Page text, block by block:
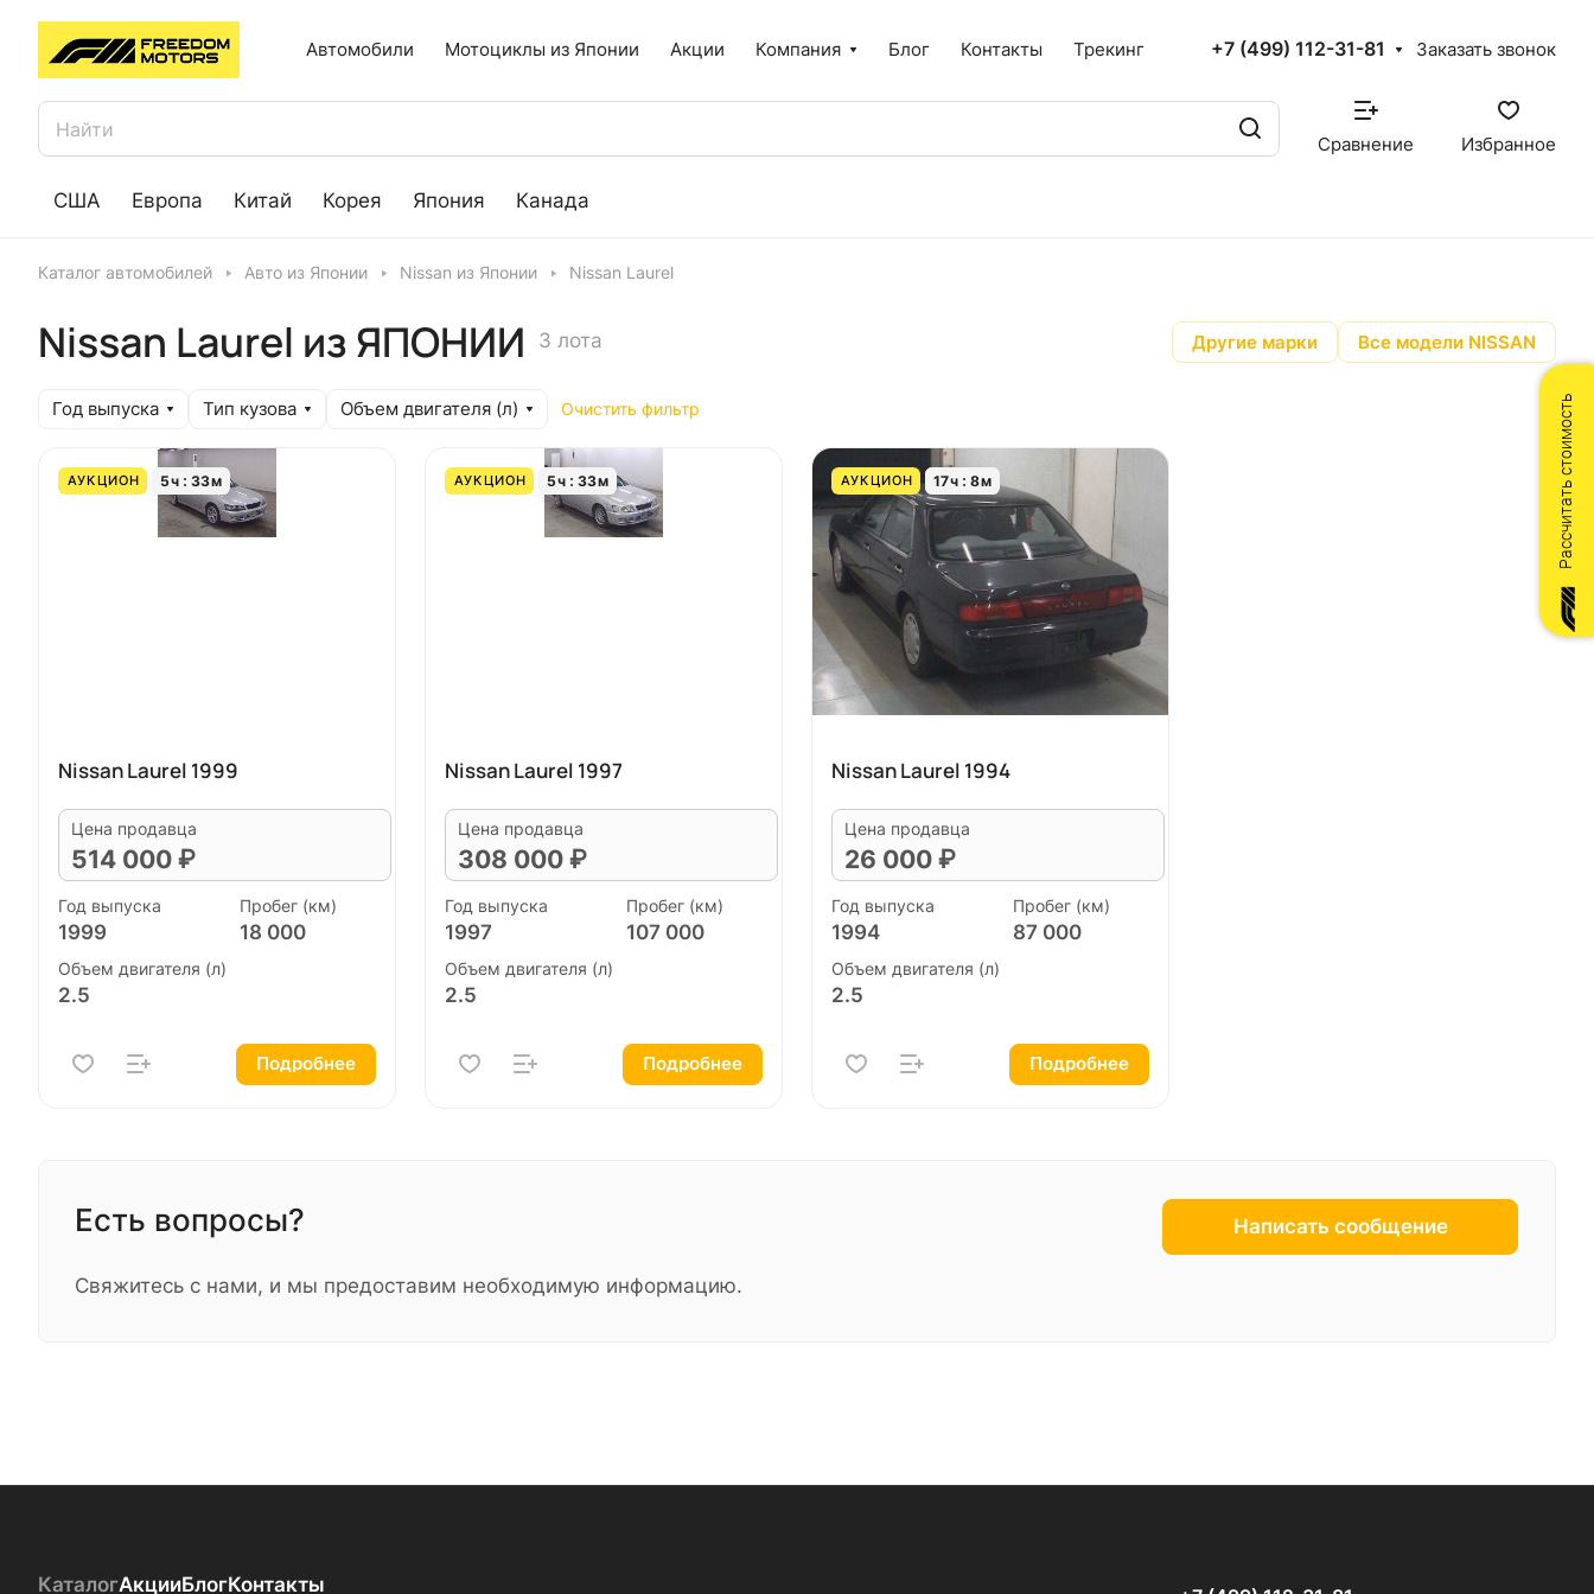
Автомобили Мотоциклы из Японии Акции Компания Блог Контакты Трекинг +7 (499) 112-31-81 Заказать звонок
Сравнение Избранное
США Европа Китай Корея Япония Канада
Каталог автомобилей Авто из Японии Nissan из Японии Nissan Laurel
Nissan Laurel из ЯПОНИИ 3 лота Другие марки Все модели NISSAN
Год выпуска Тип кузова Объем двигателя (л) Очистить фильтр
АУКЦИОН 5ч 33м
Nissan Laurel 1999
Цена продавца
514 000 ₽
Год выпуска
1999
Пробег (км)
18 000
Объем двигателя (л)
2.5
Подробнее
АУКЦИОН 5ч 33м
Nissan Laurel 1997
Цена продавца
308 000 ₽
Год выпуска
1997
Пробег (км)
107 000
Объем двигателя (л)
2.5
Подробнее
АУКЦИОН 17ч 8м
Nissan Laurel 1994
Цена продавца
26 000 ₽
Год выпуска
1994
Пробег (км)
87 000
Объем двигателя (л)
2.5
Подробнее
Есть вопросы?
Свяжитесь с нами, и мы предоставим необходимую информацию.
Написать сообщение
КаталогАкцииБлогКонтакты
Рассчитать стоимость